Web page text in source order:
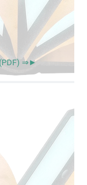
(PDF) ⇒►